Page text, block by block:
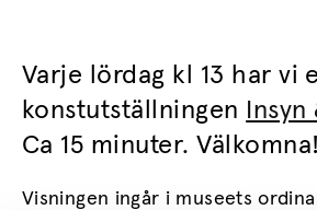
Varje lördag kl 13 har vi
konstutställningen
Ca 15 minuter. Välkomna!
Visningen ingår i museets